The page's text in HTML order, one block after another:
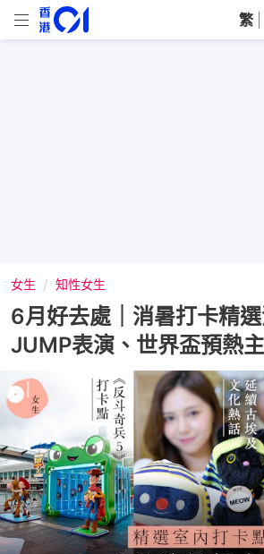
繁
女生 知性女生
6月好去處｜消暑打卡精
JUMP表演、世界盃預熱